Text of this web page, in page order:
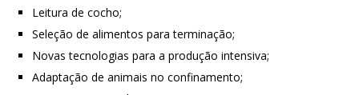
Leitura de cocho;
Seleção de alimentos para terminação;
Novas tecnologias para a produção intensiva;
Adaptação de animais no confinamento;